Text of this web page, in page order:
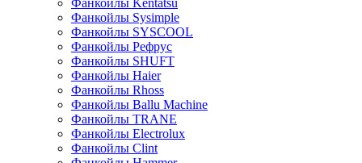
Фанкойлы Kentatsu
Фанкойлы Sysimple
Фанкойлы SYSCOOL
Фанкойлы Рефрус
Фанкойлы SHUFT
Фанкойлы Haier
Фанкойлы Rhoss
Фанкойлы Ballu Machine
Фанкойлы TRANE
Фанкойлы Electrolux
Фанкойлы Clint